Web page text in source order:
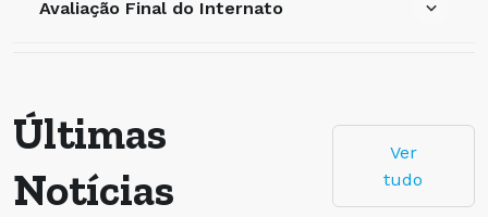
Avaliação Final do Internato
Últimas
Notícias
Ver
tudo